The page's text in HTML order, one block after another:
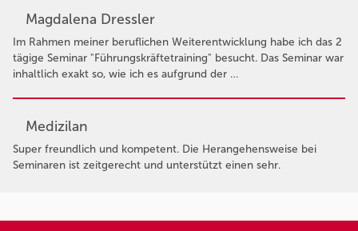
Magdalena Dressler
Im Rahmen meiner beruflichen Weiterentwicklung habe ich das 2
tägige Seminar "Führungskräftetraining" besucht. Das Seminar war
inhaltlich exakt so, wie ich es aufgrund der …
Medizilan
Super freundlich und kompetent. Die Herangehensweise bei
Seminaren ist zeitgerecht und unterstützt einen sehr.